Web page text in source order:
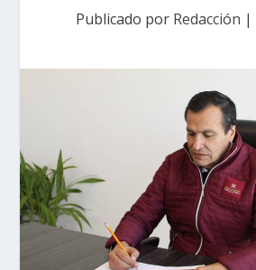
Publicado por Redacción |